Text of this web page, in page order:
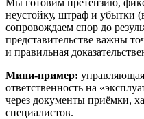
неустойку, штраф и убытки
сопровождаем спор до
представительстве важны
и правильная
Мини-пример:
ответственность на
через документы приёмки,
специалистов.